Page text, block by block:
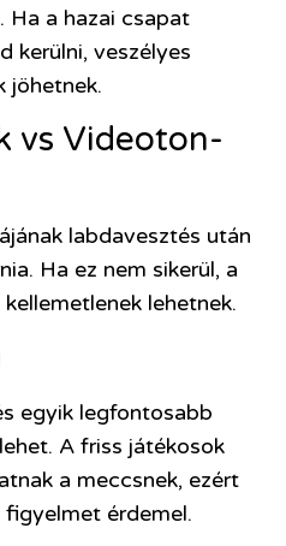
Ha a hazai csapat
kerülni, veszélyes
jöhetnek.
vs Videoton-
labdavesztés után
Ha ez nem sikerül, a
lehetnek.
egyik legfontosabb
A friss játékosok
a meccsnek, ezért
érdemel.